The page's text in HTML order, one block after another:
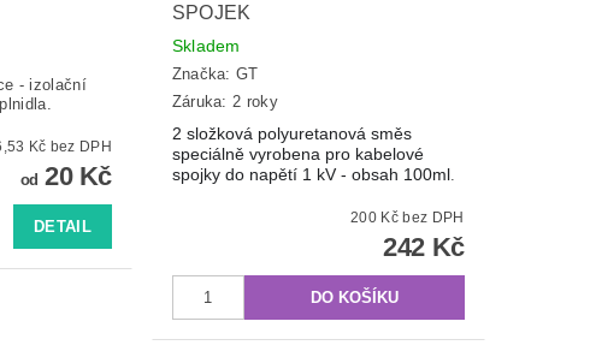
- izolační
od 16,53 Kč bez DPH
od 20 Kč
DETAIL
SPOJEK
Skladem
Značka:GT
Záruka: 2 roky
2 složková polyuretanová směs
speciálně vyrobena pro kabelové
spojky do napětí 1 kV - obsah 100ml
200 Kč bez DPH
242 Kč